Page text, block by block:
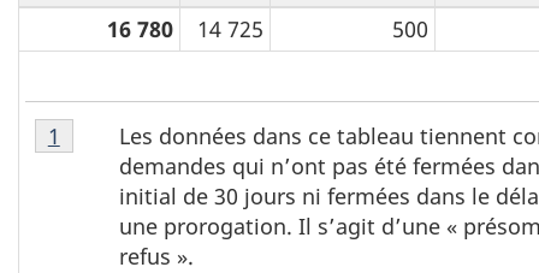
16 780
14 725 500
T
a
Tableau
6,
Les données dans ce tableau tiennent
demandes qui n’ont pas été fermées
initial de 30 jours ni fermées dans le
une prorogation. Il s’agit d’une «
refus ».
Retour à la référence du tableau 6 note
1